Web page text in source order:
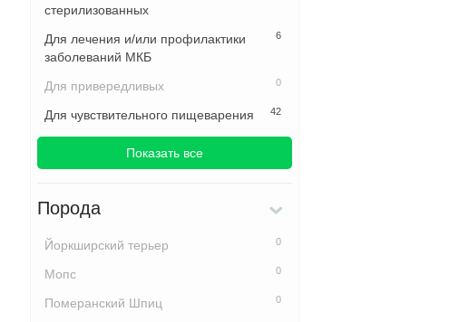
стерилизованных
Для лечения и/или профилактики
заболеваний МКБ
6
Для привередливых 0
Для чувствительного пищеварения 42
Показать все
Порода
Йоркширский терьер 0
Мопс 0
Померанский Шпиц 0